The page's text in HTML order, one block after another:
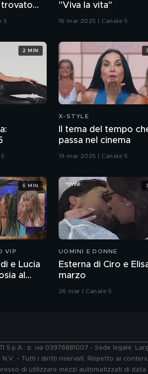
trovato
5
"Viva la vita"
16 mar 2025 | Canale 5
2 MIN
X-STYLE
Il tema del tempo
passa nel cinema
19 mar 2025 | Canale 5
VIP
e Lucia
al
6 MIN
UOMINI E DONNE
Esterna di Ciro e
marzo
26 mar | Canale 5
S.p.A.: p. iva 03976881007 - Sede legale:
- Tutti i diritti riservati. Rispetto ai
di utilizzare mezzi automatizzati di data